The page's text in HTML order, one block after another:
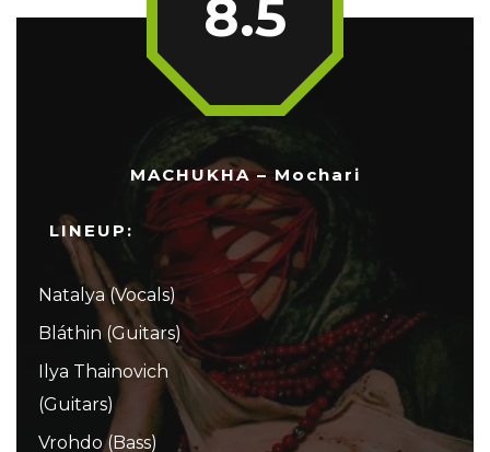
MACHUKHA – Mochari
LINEUP:
Natalya (Vocals)
Bláthin (Guitars)
Ilya Thainovich
(Guitars)
Vrohdo (Bass)
8.5